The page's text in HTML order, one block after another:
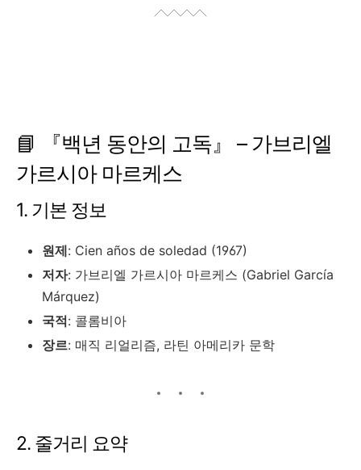
📘 『백년 동안의 고독』 – 가브리엘
가르시아 마르케스
1. 기본 정보
원제: Cien años de soledad (1967)
저자: 가브리엘 가르시아 마르케스 (Gabriel García
Márquez)
국적: 콜롬비아
장르: 매직 리얼리즘, 라틴 아메리카 문학
2. 줄거리 요약